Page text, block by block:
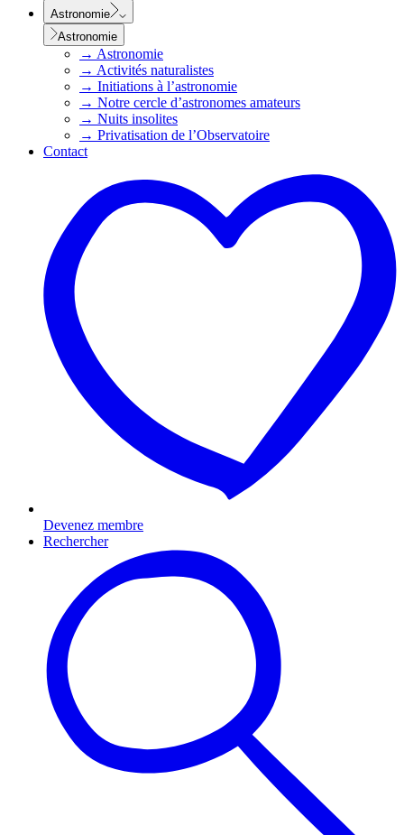
Astronomie
Astronomie
→ Astronomie
→ Activités naturalistes
→ Initiations à l’astronomie
→ Notre cercle d’astronomes amateurs
→ Nuits insolites
→ Privatisation de l’Observatoire
Contact
Devenez membre
Rechercher